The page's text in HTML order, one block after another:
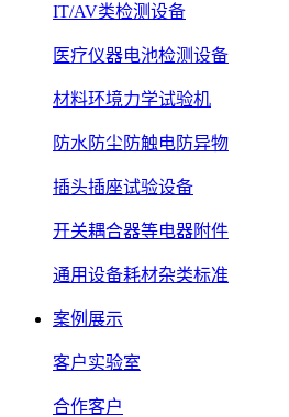
IT/AV类检测设备
医疗仪器电池检测设备
材料环境力学试验机
防水防尘防触电防异物
插头插座试验设备
开关耦合器等电器附件
通用设备耗材杂类标准
案例展示
客户实验室
合作客户